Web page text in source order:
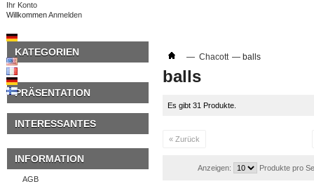
Ihr Konto
WillkommenAnmelden
KATEGORIEN
PRÄSENTATION
INTERESSANTES
INFORMATION
AGB
— Chacott — balls
balls
Es gibt 31 Produkte.
« Zurück
Anzeigen: Produkte pro